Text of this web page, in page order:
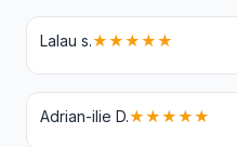
Lalau s.★★★★★
Adrian-ilie D.★★★★★